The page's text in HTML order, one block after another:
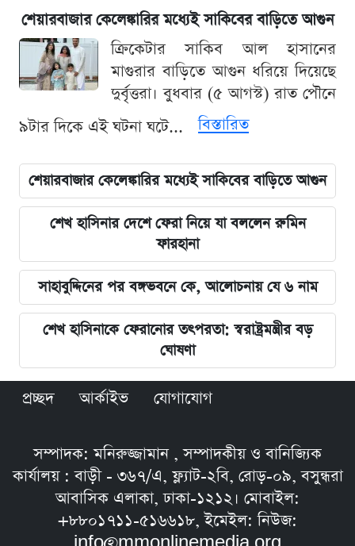
শেয়ারবাজার কেলেঙ্কারির মধ্যেই সাকিবের বাড়িতে আগুন
ক্রিকেটার সাকিব আল হাসানের
মাগুরার বাড়িতে আগুন ধরিয়ে দিয়েছে
দুর্বৃত্তরা। বুধবার (৫ আগস্ট) রাত পৌনে
৯টার দিকে এই ঘটনা ঘটে...
বিস্তারিত
শেয়ারবাজার কেলেঙ্কারির মধ্যেই সাকিবের বাড়িতে আগুন
শেখ হাসিনার দেশে ফেরা নিয়ে যা বললেন রুমিন
ফারহানা
সাহাবুদ্দিনের পর বঙ্গভবনে কে, আলোচনায় যে ৬ নাম
শেখ হাসিনাকে ফেরানোর তৎপরতা: স্বরাষ্ট্রমন্ত্রীর বড়
ঘোষণা
প্রচ্ছদ আর্কাইভ যোগাযোগ
সম্পাদক: মনিরুজ্জামান , সম্পাদকীয় ও বানিজ্যিক
কার্যালয় : বাড়ী - ৩৬৭/এ, ফ্ল্যাট-২বি, রোড়-০৯, বসুন্ধরা
আবাসিক এলাকা, ঢাকা-১২১২। মোবাইল:
+৮৮০১৭১১-৫১৬৬১৮, ইমেইল: নিউজ: